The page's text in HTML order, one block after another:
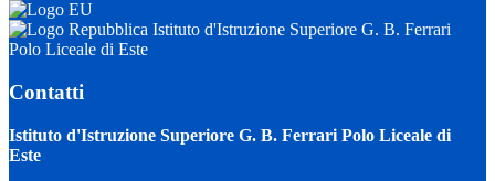
Istituto d'Istruzione Superiore G. B. Ferrari
Polo Liceale di Este
Contatti
Istituto d'Istruzione Superiore G. B. Ferrari Polo Liceale di
Este